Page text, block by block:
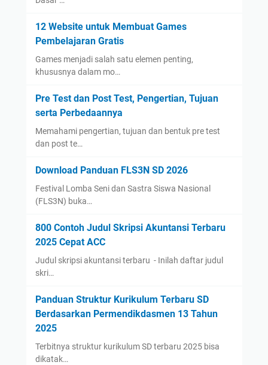
12 Website untuk Membuat Games
Pembelajaran Gratis
Games menjadi salah satu elemen penting,
khususnya dalam mo…
Pre Test dan Post Test, Pengertian, Tujuan
serta Perbedaannya
Memahami pengertian, tujuan dan bentuk pre test
dan post te…
Download Panduan FLS3N SD 2026
Festival Lomba Seni dan Sastra Siswa Nasional
(FLS3N) buka…
800 Contoh Judul Skripsi Akuntansi Terbaru
2025 Cepat ACC
Judul skripsi akuntansi terbaru - Inilah daftar judul
skri…
Panduan Struktur Kurikulum Terbaru SD
Berdasarkan Permendikdasmen 13 Tahun
2025
Terbitnya struktur kurikulum SD terbaru 2025 bisa
dikatak…